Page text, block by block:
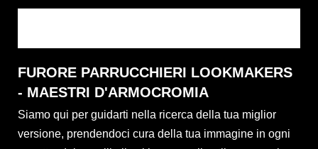
FURORE PARRUCCHIERI LOOKMAKERS
- MAESTRI D'ARMOCROMIA
Siamo qui per guidarti nella ricerca della tua miglior
versione, prendendoci cura della tua immagine in ogni